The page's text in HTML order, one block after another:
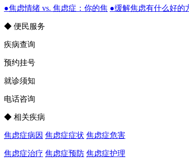
●焦虑情绪 vs. 焦虑症：你的焦 ●缓解焦虑有什么好的
◆ 便民服务
疾病查询
预约挂号
就诊须知
电话咨询
◆ 相关疾病
焦虑症病因 焦虑症症状 焦虑症危害
焦虑症治疗 焦虑症预防 焦虑症护理